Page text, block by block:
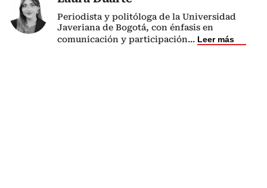
Periodista y politóloga de la Universidad
Javeriana de Bogotá, con énfasis en
comunicación y participación... Leer más